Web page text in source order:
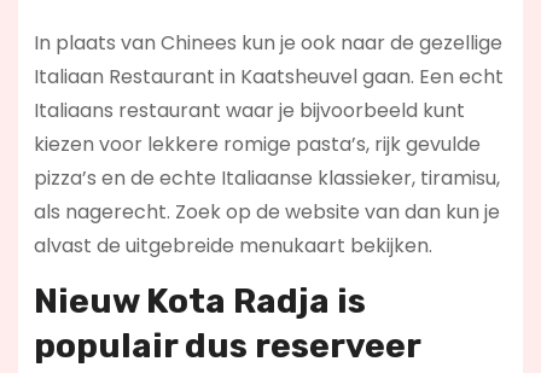
In plaats van Chinees kun je ook naar de gezellige
Italiaan Restaurant in Kaatsheuvel gaan. Een echt
Italiaans restaurant waar je bijvoorbeeld kunt
kiezen voor lekkere romige pasta’s, rijk gevulde
pizza’s en de echte Italiaanse klassieker, tiramisu,
als nagerecht. Zoek op de website van dan kun je
alvast de uitgebreide menukaart bekijken.
Nieuw Kota Radja is
populair dus reserveer